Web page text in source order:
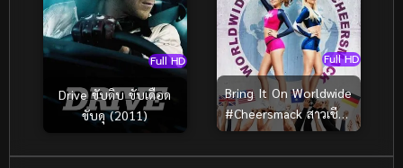
Full HD
Drive ขับดิบ ขับเดือด
ขับดุ (2011)
Full HD
Bring It On Worldwide
#Cheersmack สาวเชียร์
เท้าไฟ หัวใจวี้ดบึ้ม ภาค
7 ซับไทย (2017)